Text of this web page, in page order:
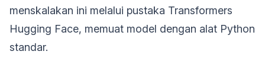
menskalakan ini melalui pustaka Transformers
Hugging Face, memuat model dengan alat Python
standar.